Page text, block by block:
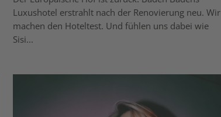
Luxushotel erstrahlt nach der Renovierung neu. Wir
machen den Hoteltest. Und fühlen uns dabei wie
Sisi...